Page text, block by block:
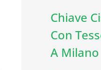
Chiave
Con
A Milano